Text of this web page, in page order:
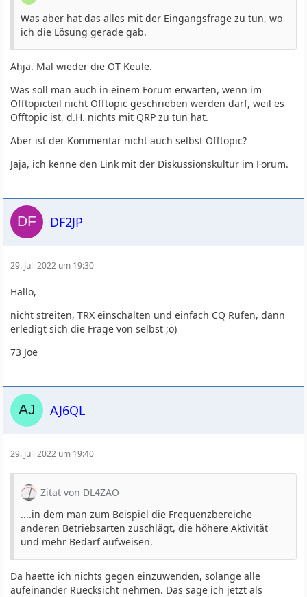
Was aber hat das alles mit der Eingangsfrage zu tun, wo
ich die Lösung gerade gab.
Ahja. Mal wieder die OT Keule.
Was soll man auch in einem Forum erwarten, wenn im
Offtopicteil nicht Offtopic geschrieben werden darf, weil es
Offtopic ist, d.H. nichts mit QRP zu tun hat.
Aber ist der Kommentar nicht auch selbst Offtopic?
Jaja, ich kenne den Link mit der Diskussionskultur im Forum.
DF2JP
29. Juli 2022 um 19:30
Hallo,
nicht streiten, TRX einschalten und einfach CQ Rufen, dann
erledigt sich die Frage von selbst ;o)
73 Joe
AJ6QL
29. Juli 2022 um 19:40
Zitat von DL4ZAO
....in dem man zum Beispiel die Frequenzbereiche
anderen Betriebsarten zuschlägt, die höhere Aktivität
und mehr Bedarf aufweisen.
Da haette ich nichts gegen einzuwenden, solange alle
aufeinander Ruecksicht nehmen. Das sage ich jetzt als